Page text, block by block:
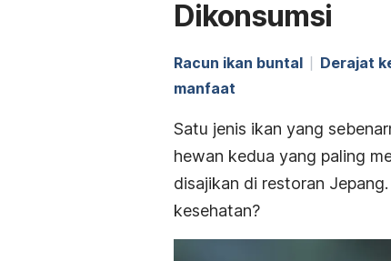
Dikonsumsi
Racun ikan buntal Derajat
manfaat
Satu jenis ikan yang
hewan kedua yang paling
disajikan di restoran
kesehatan?